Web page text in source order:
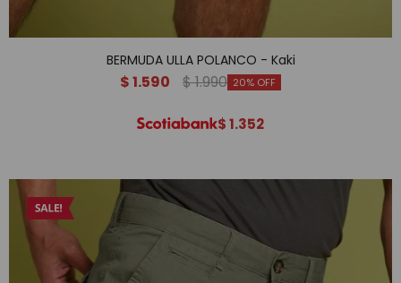
BERMUDA ULLA POLANCO - Kaki
$1.590 $1.990 20
$1.352